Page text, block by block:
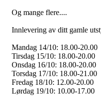
Og mange flere....
Innlevering av ditt gamle
Mandag 14/10: 18.00-20.00
Tirsdag 15/10: 18.00-20.00
Onsdag 16/10: 18.00-20.00
Torsdag 17/10: 18.00-21.00
Fredag 18/10: 12.00-20.00
Lørdag 19/10: 10.00-17.00